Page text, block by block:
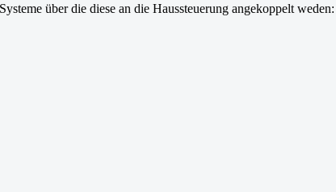
über die diese an die Haussteuerung angekoppelt weden: